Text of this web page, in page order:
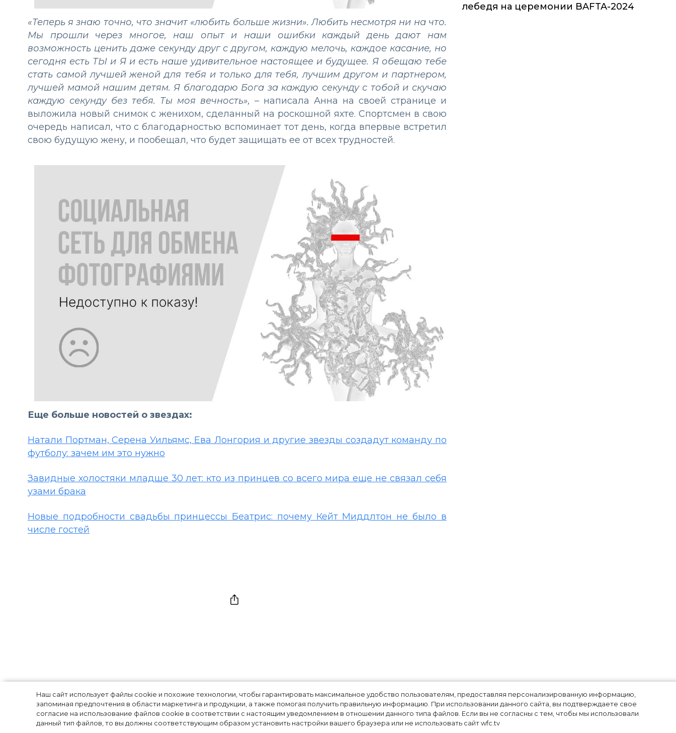
Наш сайт использует файлы cookie и похожие технологии, чтобы гарантировать максимальное удобство пользователям, предоставляя персонализированную информацию,
запоминая предпочтения в области маркетинга и продукции, а также помогая получить правильную информацию. При использовании данного сайта, вы подтверждаете свое
согласие на использование файлов cookie в соответствии с настоящим уведомлением в отношении данного типа файлов. Если вы не согласны с тем, чтобы мы использовали
данный тип файлов, то вы должны соответствующим образом установить настройки вашего браузера или не использовать сайт wfc.tv
«Теперь я знаю точно, что значит «любить больше жизни». Любить несмотря ни на что.
Мы прошли через многое, наш опыт и наши ошибки каждый день дают нам
возможность ценить даже секунду друг с другом, каждую мелочь, каждое касание, но
сегодня есть ТЫ и Я и есть наше удивительное настоящее и будущее. Я обещаю тебе
стать самой лучшей женой для тебя и только для тебя, лучшим другом и партнером,
лучшей мамой нашим детям. Я благодарю Бога за каждую секунду с тобой и скучаю
каждую секунду без тебя. Ты моя вечность», – написала Анна на своей странице и
выложила новый снимок с женихом, сделанный на роскошной яхте. Спортсмен в свою
очередь написал, что с благодарностью вспоминает тот день, когда впервые встретил
свою будущую жену, и пообещал, что будет защищать ее от всех трудностей.
Еще больше новостей о звездах:
Натали Портман, Серена Уильямс, Ева Лонгория и другие звезды создадут команду по
футболу: зачем им это нужно
Завидные холостяки младше 30 лет: кто из принцев со всего мира еще не связал себя
узами брака
Новые подробности свадьбы принцессы Беатрис: почему Кейт Миддлтон не было в
числе гостей
лебедя на церемонии BAFTA-2024
Мини-юбка и кожаный пиджак: